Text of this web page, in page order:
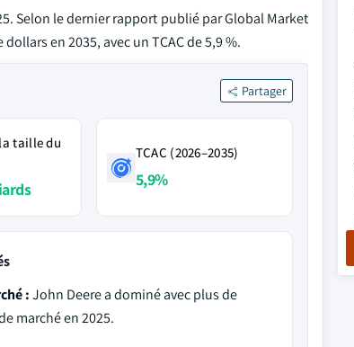
Selon le dernier rapport publié par Global Market
en 2035, avec un TCAC de 5,9 %.
Partager
taille du
TCAC (2026–2035)
5,9%
:John Deere a dominé avec plus de
marché en 2025.